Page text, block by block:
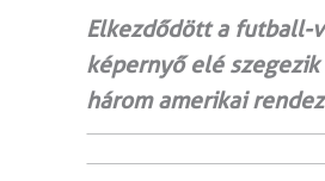
Elkezdődött a futball-
képernyő elé
három amerikai